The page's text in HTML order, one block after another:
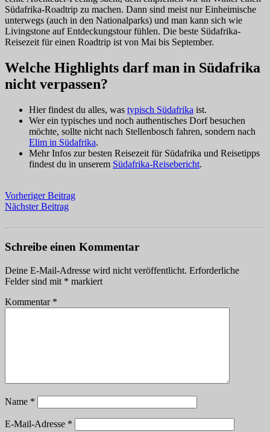
Südafrika-Roadtrip zu machen. Dann sind meist nur Einheimische
unterwegs (auch in den Nationalparks) und man kann sich wie
Livingstone auf Entdeckungstour fühlen. Die beste Südafrika-
Reisezeit für einen Roadtrip ist von Mai bis September.
Welche Highlights darf man in Südafrika
nicht verpassen?
Hier findest du alles, was typisch Südafrika ist.
Wer ein typisches und noch authentisches Dorf besuchen
möchte, sollte nicht nach Stellenbosch fahren, sondern nach
Elim in Südafrika.
Mehr Infos zur besten Reisezeit für Südafrika und Reisetipps
findest du in unserem Südafrika-Reisebericht.
Vorheriger Beitrag
Nächster Beitrag
Schreibe einen Kommentar
Deine E-Mail-Adresse wird nicht veröffentlicht. Erforderliche
Felder sind mit * markiert
Kommentar *
Name *
E-Mail-Adresse *